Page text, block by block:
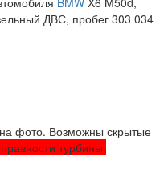
ДВС, пробег 303 034
фото. Возможны скрытые
турбины.